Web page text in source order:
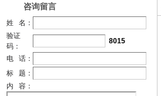
咨询留言
姓 名：
验证
码：
8015
电 话：
标 题：
内 容：